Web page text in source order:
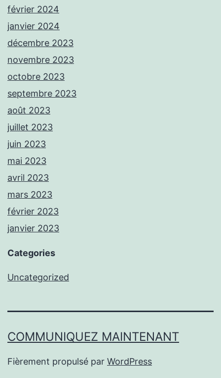
février 2024
janvier 2024
décembre 2023
novembre 2023
octobre 2023
septembre 2023
août 2023
juillet 2023
juin 2023
mai 2023
avril 2023
mars 2023
février 2023
janvier 2023
Categories
Uncategorized
COMMUNIQUEZ MAINTENANT
Fièrement propulsé par WordPress